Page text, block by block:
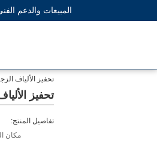
المبيعات والدعم
تحفيز الألياف
تحفيز
تفاصيل المنتج:
مكان